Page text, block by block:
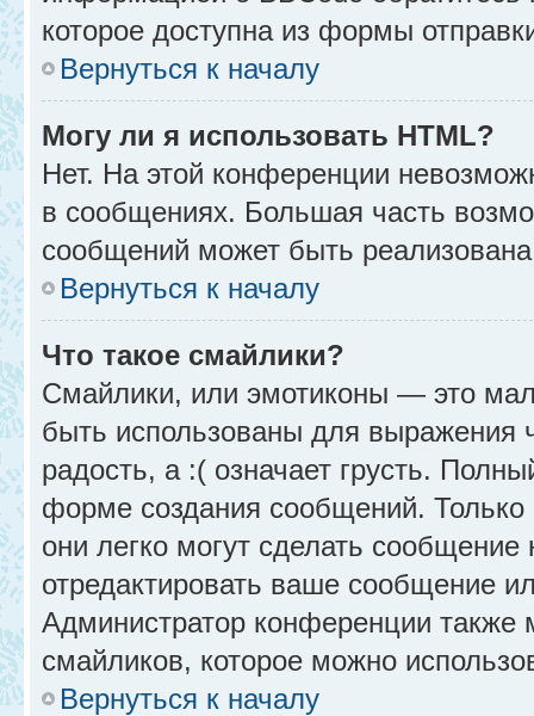
которое доступна из формы
Вернуться к началу
Могу ли я использовать HTML?
Нет. На этой конференции
в сообщениях. Большая часть
сообщений может быть
Вернуться к началу
Что такое смайлики?
Смайлики, или эмотиконы — это
быть использованы для выражения
радость, а :( означает грусть.
форме создания сообщений. Только
они легко могут сделать
отредактировать ваше сообщение
Администратор конференции также
смайликов, которое можно
Вернуться к началу